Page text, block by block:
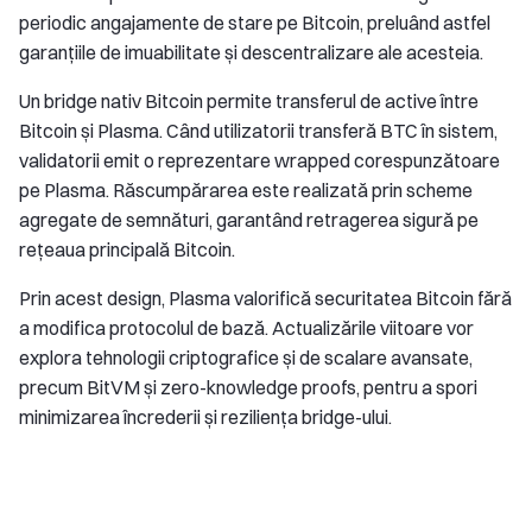
periodic angajamente de stare pe Bitcoin, preluând astfel
garanțiile de imuabilitate și descentralizare ale acesteia.
Un bridge nativ Bitcoin permite transferul de active între
Bitcoin și Plasma. Când utilizatorii transferă BTC în sistem,
validatorii emit o reprezentare wrapped corespunzătoare
pe Plasma. Răscumpărarea este realizată prin scheme
agregate de semnături, garantând retragerea sigură pe
rețeaua principală Bitcoin.
Prin acest design, Plasma valorifică securitatea Bitcoin fără
a modifica protocolul de bază. Actualizările viitoare vor
explora tehnologii criptografice și de scalare avansate,
precum BitVM și zero-knowledge proofs, pentru a spori
minimizarea încrederii și reziliența bridge-ului.